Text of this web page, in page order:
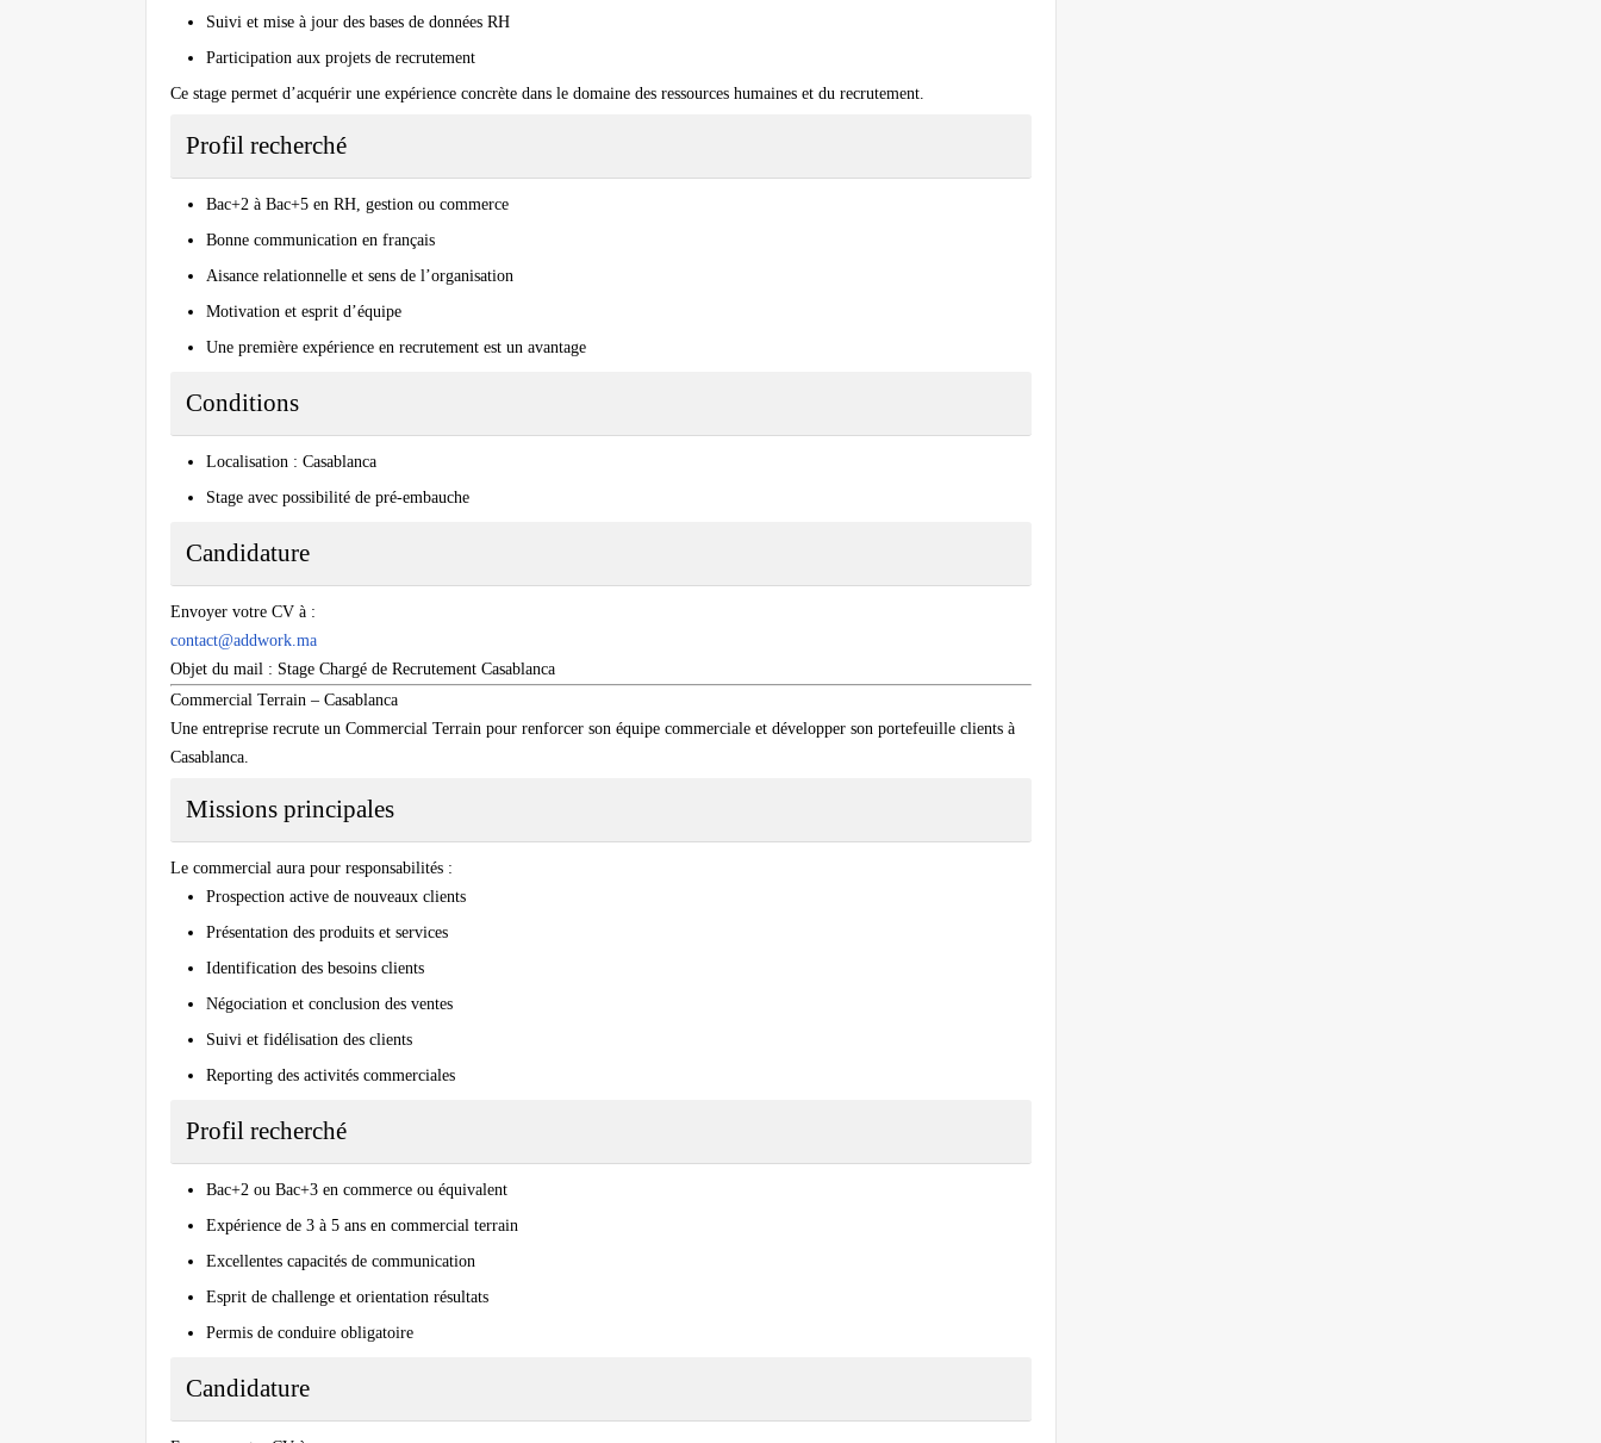
Suivi et mise à jour des bases de données RH
Participation aux projets de recrutement
Ce stage permet d’acquérir une expérience concrète dans le domaine des ressources humaines et du recrutement.
Profil recherché
Bac+2 à Bac+5 en RH, gestion ou commerce
Bonne communication en français
Aisance relationnelle et sens de l’organisation
Motivation et esprit d’équipe
Une première expérience en recrutement est un avantage
Conditions
Localisation : Casablanca
Stage avec possibilité de pré-embauche
Candidature
Envoyer votre CV à :
contact@addwork.ma
Objet du mail : Stage Chargé de Recrutement Casablanca
Commercial Terrain – Casablanca
Une entreprise recrute un Commercial Terrain pour renforcer son équipe commerciale et développer son portefeuille clients à
Casablanca.
Missions principales
Le commercial aura pour responsabilités :
Prospection active de nouveaux clients
Présentation des produits et services
Identification des besoins clients
Négociation et conclusion des ventes
Suivi et fidélisation des clients
Reporting des activités commerciales
Profil recherché
Bac+2 ou Bac+3 en commerce ou équivalent
Expérience de 3 à 5 ans en commercial terrain
Excellentes capacités de communication
Esprit de challenge et orientation résultats
Permis de conduire obligatoire
Candidature